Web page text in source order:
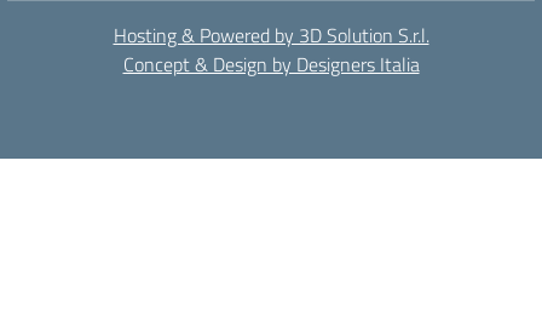
Hosting & Powered by 3D Solution S.r.l.
Concept & Design by Designers Italia